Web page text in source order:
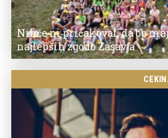
Nihče ni pričakoval, da bo
najlepših zgodb Zasavja